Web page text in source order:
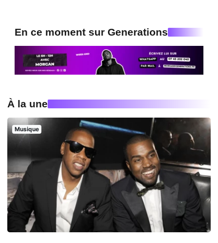
En ce moment sur Generations
À la une
Musique